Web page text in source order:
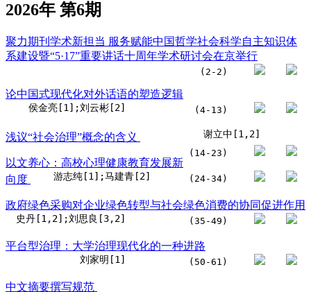
2026年 第6期
聚力期刊学术新担当 服务赋能中国哲学社会科学自主知识体
系建设暨“5·17”重要讲话十周年学术研讨会在京举行
(2-2)
论中国式现代化对外话语的塑造逻辑
侯金亮[1];刘云彬[2] (4-13)
浅议“社会治理”概念的含义 谢立中[1,2]
(14-23)
以文养心：高校心理健康教育发展新
向度
游志纯[1];马建青[2] (24-34)
政府绿色采购对企业绿色转型与社会绿色消费的协同促进作用
史丹[1,2];刘思良[3,2] (35-49)
平台型治理：大学治理现代化的一种进路
刘家明[1] (50-61)
中文摘要撰写规范